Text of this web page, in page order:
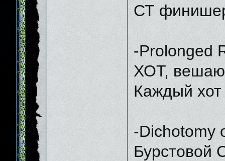
СТ
-Prolonged
ХОТ,
Каждый хот
-Dichotomy
Бурстовой